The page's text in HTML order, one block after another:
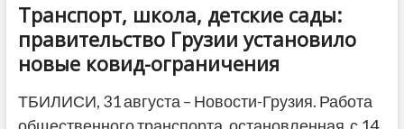
Транспорт, школа, детские сады:
правительство Грузии установило
новые ковид-ограничения
ТБИЛИСИ, 31 августа – Новости-Грузия. Работа